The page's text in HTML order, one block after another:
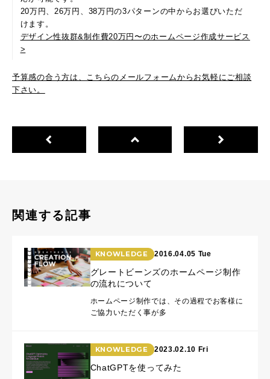
20万円、26万円、38万円の3パターンの中からお選びいただ
けます。
デザイン性抜群&制作費20万円〜のホームページ作成サービス
>
予算感の合う方は、こちらのメールフォームからお気軽にご相談
下さい。
関連する記事
KNOWLEDGE 2016.04.05 Tue
グレートビーンズのホームページ制作
の流れについて
ホームページ制作では、その過程でお客様に
ご協力いただく事が多
KNOWLEDGE 2023.02.10 Fri
ChatGPTを使ってみた